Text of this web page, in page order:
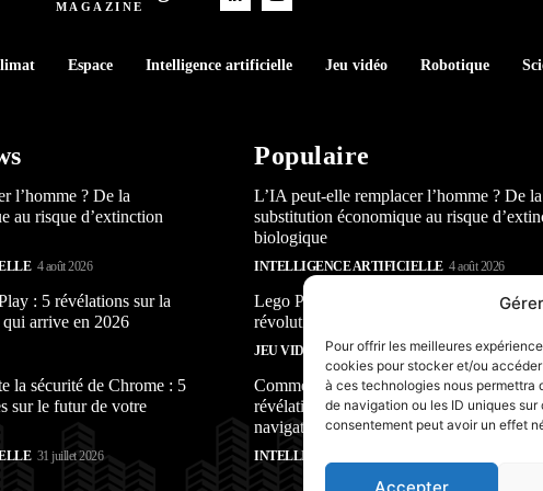
Pour offrir les meilleures
cookies pour stocker et/ou
à ces technologies nous permettra
de navigation ou les ID uniques
consentement peut avoir un effet
Accepter
MAGAZINE
Espace Intelligence artificielle Jeu vidéo Robotique
l’homme ? De la
au risque d’extinction
4 août 2026
: 5 révélations sur la
arrive en 2026
la sécurité de Chrome : 5
sur le futur de votre
31 juillet 2026
Populaire
L’IA peut-elle remplacer l’homme ? De la
substitution économique au risque
biologique
INTELLIGENCE ARTIFICIELLE 4 août 2026
Lego Pokémon Smart Play : 5
révolution (sans écran) qui arrive en 2026
JEU VIDÉO 31 juillet 2026
Comment l’IA réinvente la sécurité de
révélations surprenantes sur le futur de
navigateur
INTELLIGENCE ARTIFICIELLE